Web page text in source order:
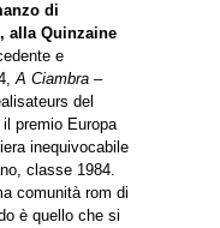
di
alla Quinzaine
e
A Ciambra –
del
premio Europa
inequivocabile
classe 1984.
comunità rom di
è quello che si